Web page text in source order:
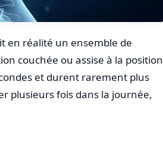
en réalité un ensemble de
couchée ou assise à la position
et durent rarement plus
plusieurs fois dans la journée,